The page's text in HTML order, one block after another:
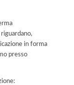
in forma
presso